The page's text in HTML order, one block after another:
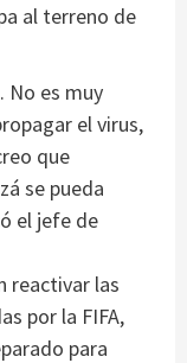
al terreno de
No es muy
el virus,
que
se pueda
el jefe de
reactivar las
por la FIFA,
para